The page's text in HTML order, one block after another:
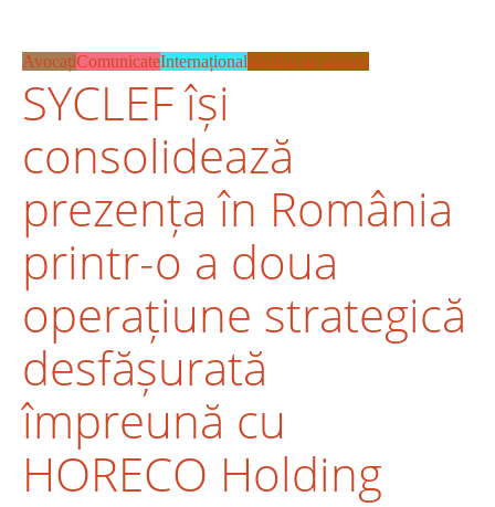
AvocațiComunicateInternaționalMediul de afaceri
SYCLEF își
consolidează
prezența în România
printr-o a doua
operațiune strategică
desfășurată
împreună cu
HORECO Holding